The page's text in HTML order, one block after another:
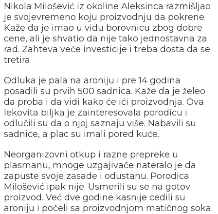
Nikola Milošević iz okoline Aleksinca razmišljao
je svojevremeno koju proizvodnju da pokrene.
Kaže da je imao u vidu borovnicu zbog dobre
cene, ali je shvatio da nije tako jednostavna za
rad. Zahteva veće investicije i treba dosta da se
tretira.
Odluka je pala na aroniju i pre 14 godina
posadili su prvih 500 sadnica. Kaže da je želeo
da proba i da vidi kako će ići proizvodnja. Ova
lekovita biljka je zainteresovala porodicu i
odlučili su da o njoj saznaju više. Nabavili su
sadnice, a plac su imali pored kuće.
Neorganizovni otkup i razne prepreke u
plasmanu, mnoge uzgajivače nateralo je da
zapuste svoje zasade i odustanu. Porodica
Milošević ipak nije. Usmerili su se na gotov
proizvod. Već dve godine kasnije cedili su
aroniju i počeli sa proizvodnjom matičnog soka.